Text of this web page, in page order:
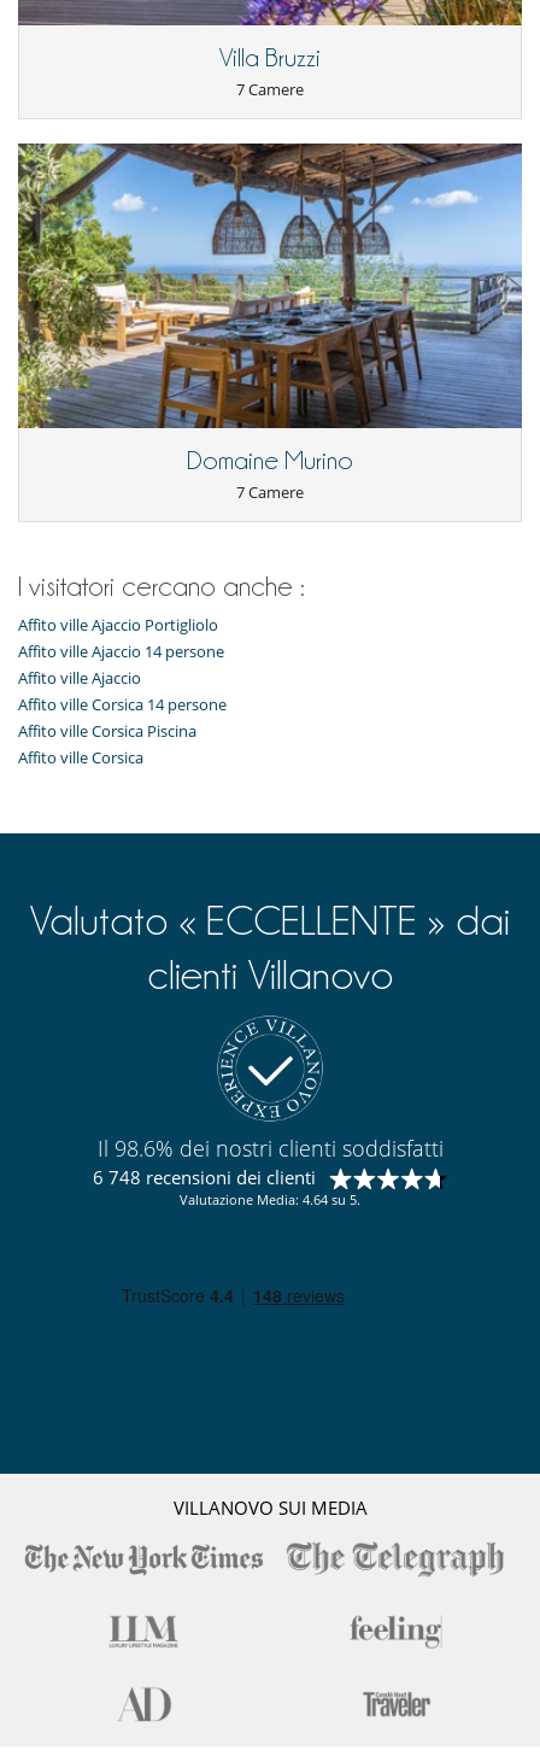
Sistema di sicurezza per piscine
Villa Bruzzi
7 Camere
Domaine Murino
7 Camere
I visitatori cercano anche :
Affito ville Ajaccio Portigliolo
Affito ville Ajaccio 14 persone
Affito ville Ajaccio
Affito ville Corsica 14 persone
Affito ville Corsica Piscina
Affito ville Corsica
Valutato « ECCELLENTE » dai
clienti Villanovo
Il 98.6% dei nostri clienti soddisfatti
6 748 recensioni dei clienti
Valutazione Media: 4.64 su 5.
VILLANOVO SUI MEDIA